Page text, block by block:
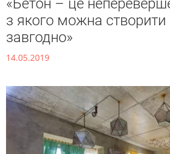
«Бетон – це
з якого можна
завгодно»
14.05.2019